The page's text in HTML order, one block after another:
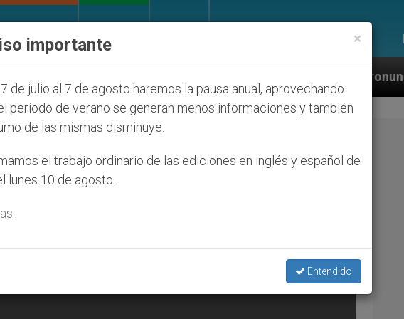
Seúl 2027 ONU se pronuncia ante caso de obispo
banco universal de esperma?
×
importante
de julio al 7 de agosto haremos la pausa anual, aprovechando
periodo de verano se generan menos informaciones y también
de las mismas disminuye.
el trabajo ordinario de las ediciones en inglés y español de
lunes 10 de agosto.
Entendido